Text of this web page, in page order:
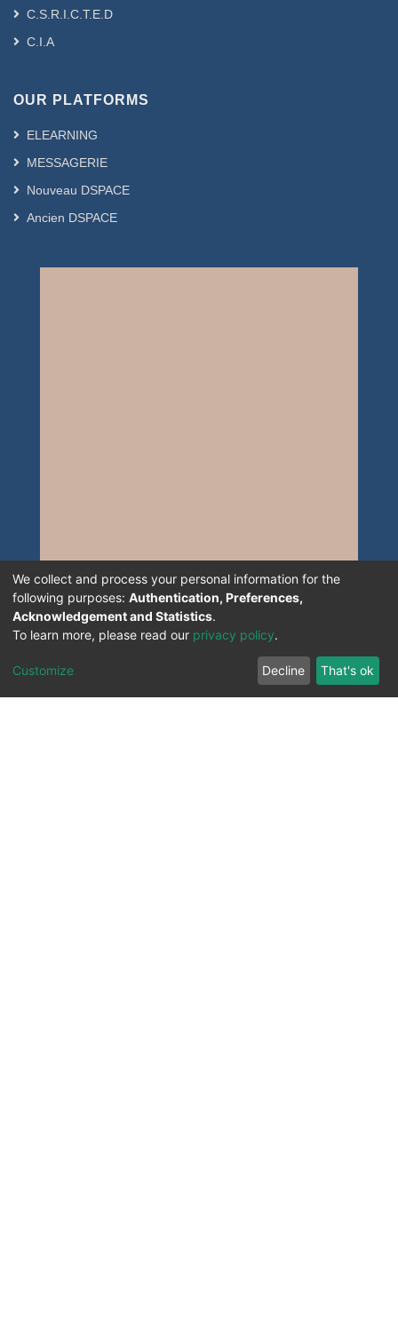
C.S.R.I.C.T.E.D
C.I.A
OUR PLATFORMS
ELEARNING
MESSAGERIE
Nouveau DSPACE
Ancien DSPACE
We collect and process your personal information for the
following purposes: Authentication, Preferences,
Acknowledgement and Statistics.
To learn more, please read our privacy policy.
Customize Decline That's ok